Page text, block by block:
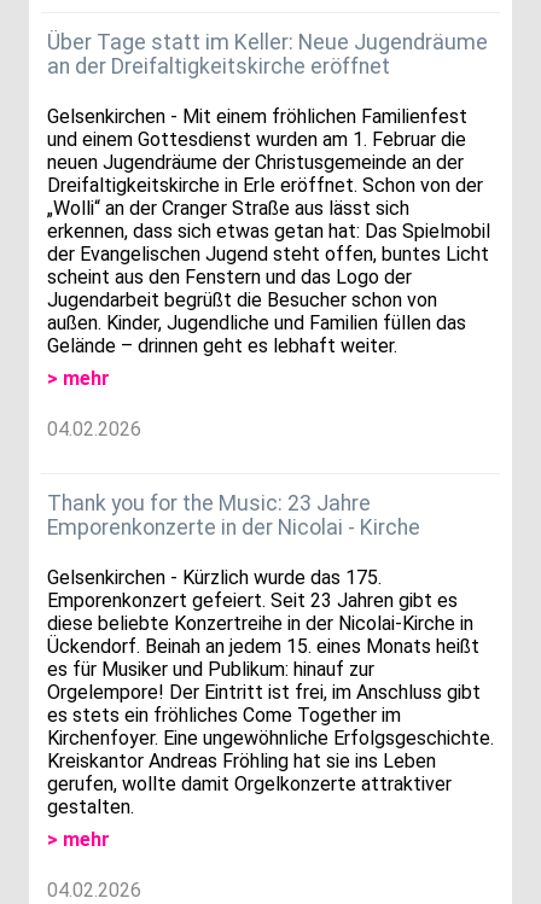
Über Tage statt im Keller: Neue Jugendräume
an der Dreifaltigkeitskirche eröffnet
Gelsenkirchen - Mit einem fröhlichen Familienfest
und einem Gottesdienst wurden am 1. Februar die
neuen Jugendräume der Christusgemeinde an der
Dreifaltigkeitskirche in Erle eröffnet. Schon von der
„Wolli“ an der Cranger Straße aus lässt sich
erkennen, dass sich etwas getan hat: Das Spielmobil
der Evangelischen Jugend steht offen, buntes Licht
scheint aus den Fenstern und das Logo der
Jugendarbeit begrüßt die Besucher schon von
außen. Kinder, Jugendliche und Familien füllen das
Gelände – drinnen geht es lebhaft weiter.
> mehr
04.02.2026
Thank you for the Music: 23 Jahre
Emporenkonzerte in der Nicolai - Kirche
Gelsenkirchen - Kürzlich wurde das 175.
Emporenkonzert gefeiert. Seit 23 Jahren gibt es
diese beliebte Konzertreihe in der Nicolai-Kirche in
Ückendorf. Beinah an jedem 15. eines Monats heißt
es für Musiker und Publikum: hinauf zur
Orgelempore! Der Eintritt ist frei, im Anschluss gibt
es stets ein fröhliches Come Together im
Kirchenfoyer. Eine ungewöhnliche Erfolgsgeschichte.
Kreiskantor Andreas Fröhling hat sie ins Leben
gerufen, wollte damit Orgelkonzerte attraktiver
gestalten.
> mehr
04.02.2026